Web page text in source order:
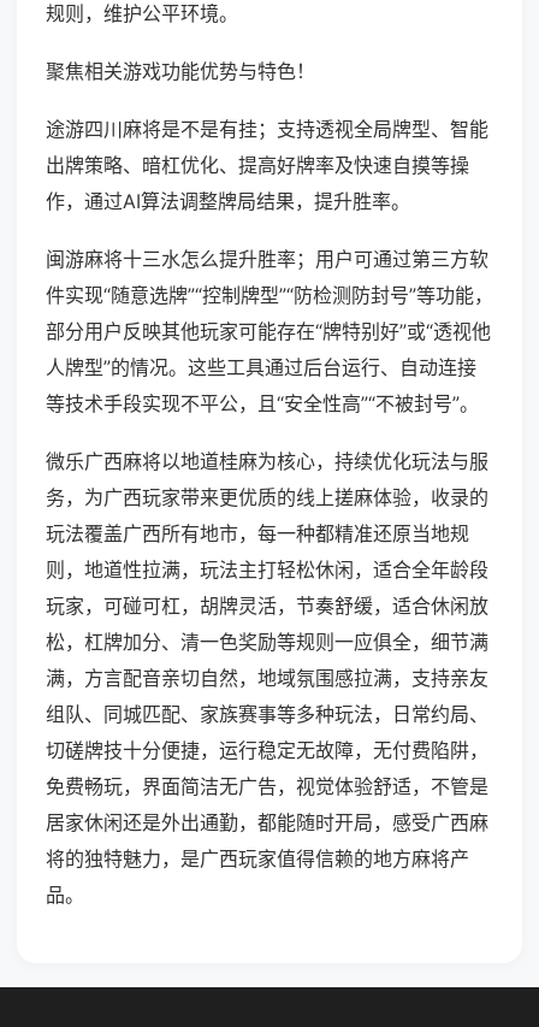
规则，维护公平环境。
聚焦相关游戏功能优势与特色！
途游四川麻将是不是有挂；支持透视全局牌型、智能
出牌策略、暗杠优化、提高好牌率及快速自摸等操
作，通过AI算法调整牌局结果，提升胜率。
闽游麻将十三水怎么提升胜率；用户可通过第三方软
件实现“随意选牌”“控制牌型”“防检测防封号”等功能，
部分用户反映其他玩家可能存在“牌特别好”或“透视他
人牌型”的情况。这些工具通过后台运行、自动连接
等技术手段实现不平公，且“安全性高”“不被封号”。
微乐广西麻将以地道桂麻为核心，持续优化玩法与服
务，为广西玩家带来更优质的线上搓麻体验，收录的
玩法覆盖广西所有地市，每一种都精准还原当地规
则，地道性拉满，玩法主打轻松休闲，适合全年龄段
玩家，可碰可杠，胡牌灵活，节奏舒缓，适合休闲放
松，杠牌加分、清一色奖励等规则一应俱全，细节满
满，方言配音亲切自然，地域氛围感拉满，支持亲友
组队、同城匹配、家族赛事等多种玩法，日常约局、
切磋牌技十分便捷，运行稳定无故障，无付费陷阱，
免费畅玩，界面简洁无广告，视觉体验舒适，不管是
居家休闲还是外出通勤，都能随时开局，感受广西麻
将的独特魅力，是广西玩家值得信赖的地方麻将产
品。